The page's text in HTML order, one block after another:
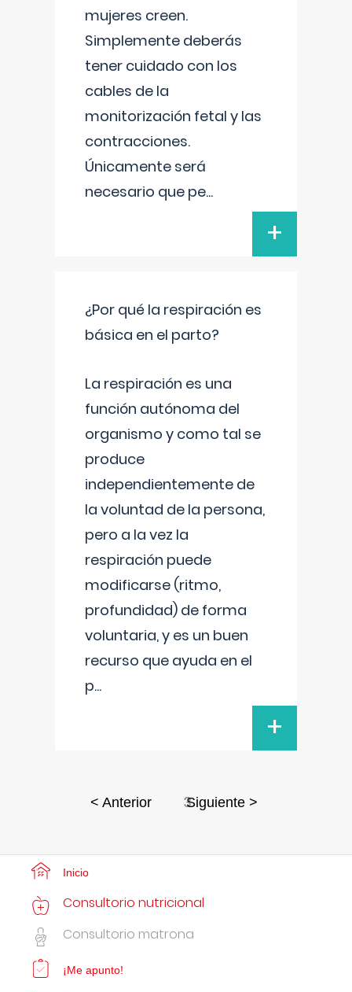
mujeres creen.
Simplemente deberás
tener cuidado con los
cables de la
monitorización fetal y las
contracciones.
Únicamente será
necesario que pe...
+
¿Por qué la respiración es
básica en el parto?
La respiración es una
función autónoma del
organismo y como tal se
produce
independientemente de
la voluntad de la persona,
pero a la vez la
respiración puede
modificarse (ritmo,
profundidad) de forma
voluntaria, y es un buen
recurso que ayuda en el
p...
+
< Anterior 3Siguiente >
Inicio
Consultorio nutricional
Consultorio matrona
¡Me apunto!